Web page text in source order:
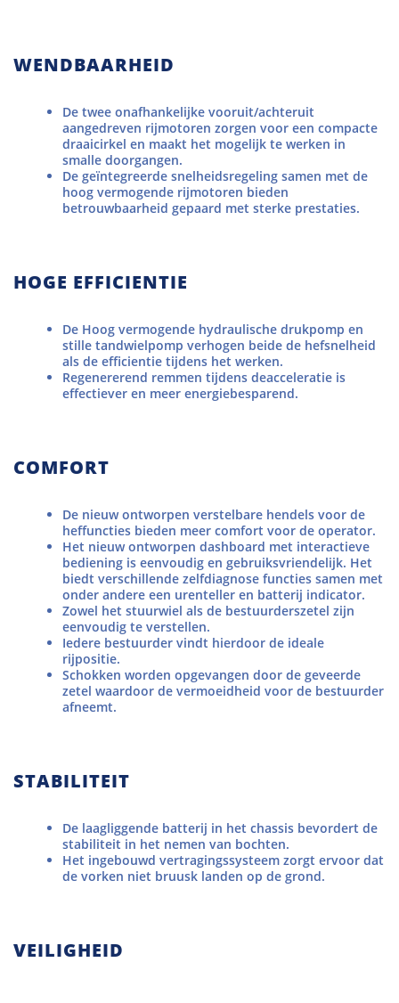
WENDBAARHEID
De twee onafhankelijke vooruit/achteruit
aangedreven rijmotoren zorgen voor een compacte
draaicirkel en maakt het mogelijk te werken in
smalle doorgangen.
De geïntegreerde snelheidsregeling samen met de
hoog vermogende rijmotoren bieden
betrouwbaarheid gepaard met sterke prestaties.
HOGE EFFICIENTIE
De Hoog vermogende hydraulische drukpomp en
stille tandwielpomp verhogen beide de hefsnelheid
als de efficientie tijdens het werken.
Regenererend remmen tijdens deacceleratie is
effectiever en meer energiebesparend.
COMFORT
De nieuw ontworpen verstelbare hendels voor de
heffuncties bieden meer comfort voor de operator.
Het nieuw ontworpen dashboard met interactieve
bediening is eenvoudig en gebruiksvriendelijk. Het
biedt verschillende zelfdiagnose functies samen met
onder andere een urenteller en batterij indicator.
Zowel het stuurwiel als de bestuurderszetel zijn
eenvoudig te verstellen.
Iedere bestuurder vindt hierdoor de ideale
rijpositie.
Schokken worden opgevangen door de geveerde
zetel waardoor de vermoeidheid voor de bestuurder
afneemt.
STABILITEIT
De laagliggende batterij in het chassis bevordert de
stabiliteit in het nemen van bochten.
Het ingebouwd vertragingssysteem zorgt ervoor dat
de vorken niet bruusk landen op de grond.
VEILIGHEID